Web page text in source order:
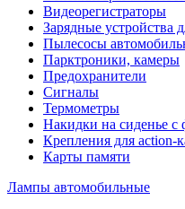
Видеорегистраторы
Зарядные устройства
Пылесосы
Парктроники, камеры
Предохранители
Сигналы
Термометры
Накидки на сиденье с
Крепления для action-
Карты памяти
Лампы автомобильные